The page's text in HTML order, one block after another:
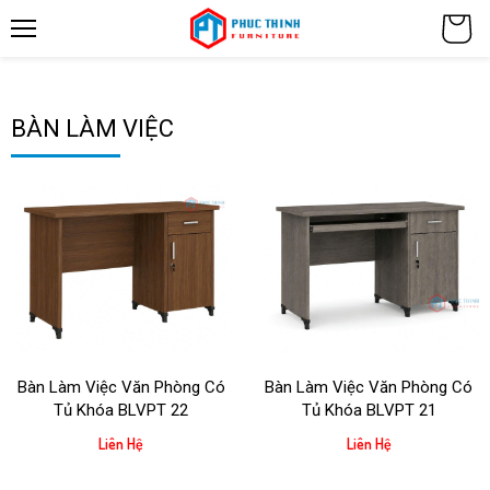
BÀN LÀM VIỆC
Bàn Làm Việc Văn Phòng Có
Tủ Khóa BLVPT 22
Liên Hệ
Bàn Làm Việc Văn Phòng Có
Tủ Khóa BLVPT 21
Liên Hệ